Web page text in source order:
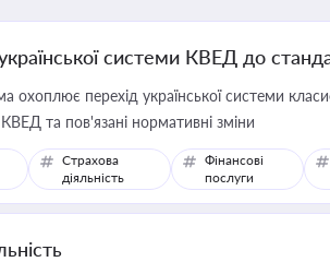
системи КВЕД до
охоплює перехід української системи
та пов'язані нормативні зміни
Страхова
діяльність
Фінансові
послуги